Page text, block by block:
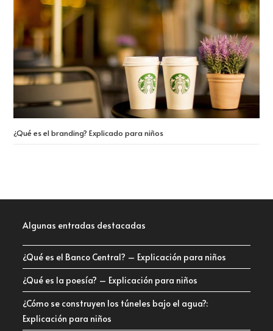
¿Qué es el branding? Explicado para niños
Algunas entradas destacadas
¿Qué es el Banco Central? – Explicación para niños
¿Qué es la poesía? – Explicación para niños
¿Cómo se construyen los túneles bajo el agua?:
Explicación para niños